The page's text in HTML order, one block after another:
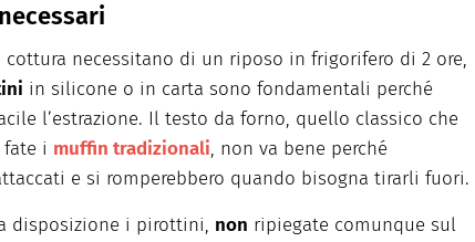
cottura necessitano di un riposo in frigorifero di 2 ore,
in silicone o in carta sono fondamentali perché
l’estrazione. Il testo da forno, quello classico che
i muffin tradizionali, non va bene perché
e si romperebbero quando bisogna tirarli fuori.
disposizione i pirottini, non ripiegate comunque sul